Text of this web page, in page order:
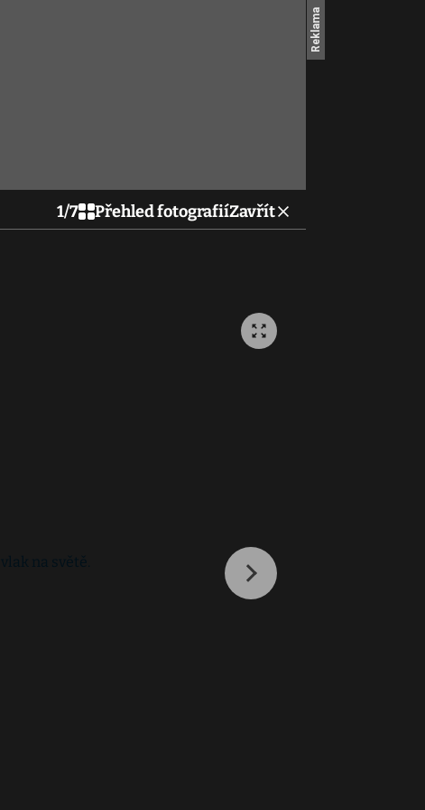
1/7 Přehled fotografiíZavřít